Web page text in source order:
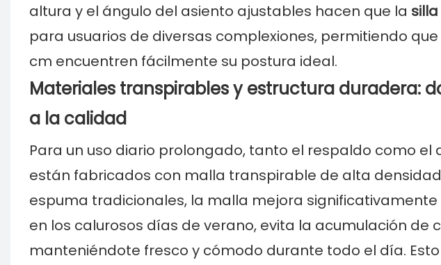
altura y el ángulo del asiento ajustables hacen que la
para usuarios de diversas complexiones, permitiendo que
cm encuentren fácilmente su postura ideal.
Materiales transpirables y estructura duradera:
a la calidad
Para un uso diario prolongado, tanto el respaldo como el
están fabricados con malla transpirable de alta
espuma tradicionales, la malla mejora significativamente
en los calurosos días de verano, evita la acumulación de
manteniéndote fresco y cómodo durante todo el día.